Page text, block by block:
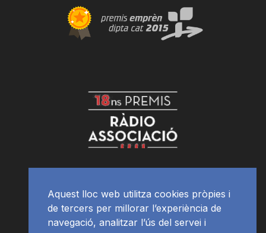
Aquest lloc web utilitza cookies pròpies i
de tercers per millorar l’experiència de
navegació, analitzar l’ús del servei i